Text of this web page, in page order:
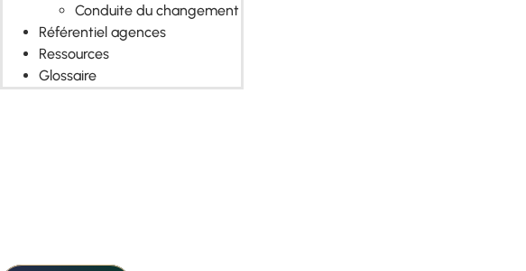
Conduite du changement
Référentiel agences
Ressources
Glossaire